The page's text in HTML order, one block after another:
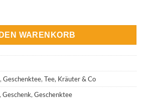
DEN WARENKORB
, Geschenktee, Tee, Kräuter & Co
, Geschenk, Geschenktee